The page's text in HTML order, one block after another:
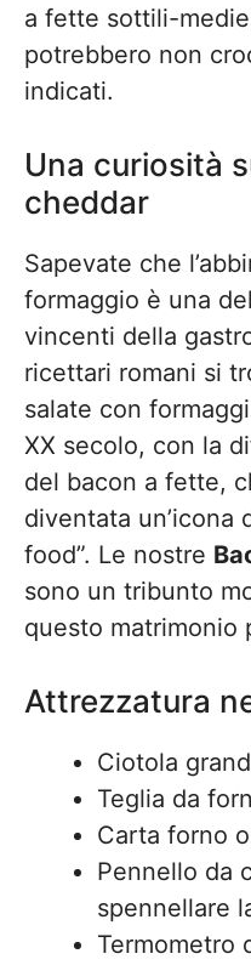
a fette sottili-
potrebbero non
indicati.
Una curiosità
cheddar
Sapevate che
formaggio è una
vincenti della
ricettari romani si
salate con
XX secolo, con la
del bacon a fette,
diventata un’icona
food”. Le nostre
sono un tribunto
questo matrimonio
Attrezzatura
Ciotola
Teglia da
Carta forno
Pennello da
spennellare
Termometro